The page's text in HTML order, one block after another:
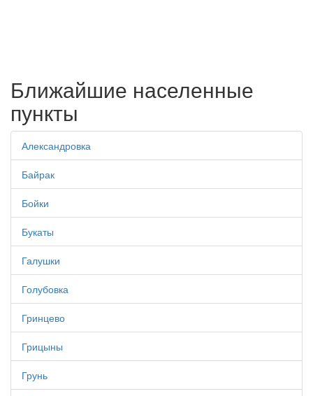
Ближайшие населенные
пункты
Александровка
Байрак
Бойки
Букаты
Галушки
Голубовка
Гринцево
Грицыны
Грунь